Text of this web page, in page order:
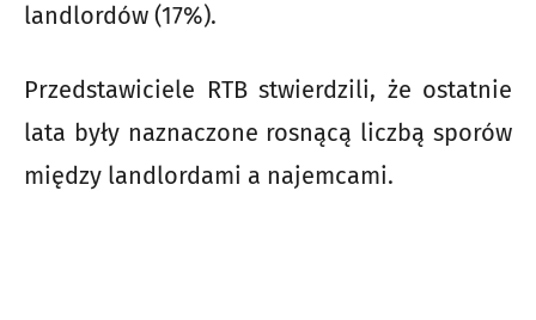
landlordów (17%).
Przedstawiciele RTB stwierdzili, że ostatnie
lata były naznaczone rosnącą liczbą sporów
między landlordami a najemcami.